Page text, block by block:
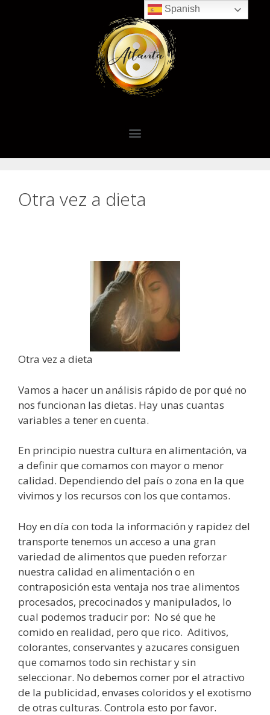
Otra vez a dieta
Otra vez a dieta
Vamos a hacer un análisis rápido de por qué no
nos funcionan las dietas. Hay unas cuantas
variables a tener en cuenta.
En principio nuestra cultura en alimentación, va
a definir que comamos con mayor o menor
calidad. Dependiendo del país o zona en la que
vivimos y los recursos con los que contamos.
Hoy en día con toda la información y rapidez del
transporte tenemos un acceso a una gran
variedad de alimentos que pueden reforzar
nuestra calidad en alimentación o en
contraposición esta ventaja nos trae alimentos
procesados, precocinados y manipulados, lo
cual podemos traducir por: No sé que he
comido en realidad, pero que rico. Aditivos,
colorantes, conservantes y azucares consiguen
que comamos todo sin rechistar y sin
seleccionar. No debemos comer por el atractivo
de la publicidad, envases coloridos y el exotismo
de otras culturas. Controla esto por favor.
Spanish